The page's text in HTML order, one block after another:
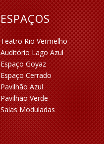
ESPAÇOS
Teatro Rio Vermelho
Auditório Lago Azul
Espaço Goyaz
Espaço Cerrado
Pavilhão Azul
Pavilhão Verde
Salas Moduladas